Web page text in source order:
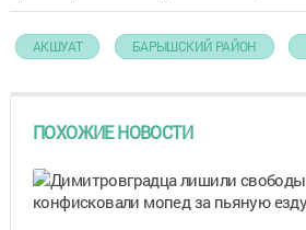
АКШУАТ БАРЫШСКИЙ РАЙОН
ПОХОЖИЕ НОВОСТИ